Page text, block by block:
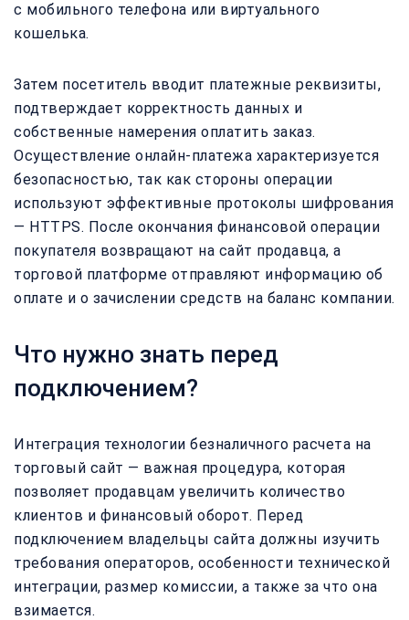
с мобильного телефона или виртуального
кошелька.
Затем посетитель вводит платежные реквизиты,
подтверждает корректность данных и
собственные намерения оплатить заказ.
Осуществление онлайн-платежа характеризуется
безопасностью, так как стороны операции
используют эффективные протоколы шифрования
— HTTPS. После окончания финансовой операции
покупателя возвращают на сайт продавца, а
торговой платформе отправляют информацию об
оплате и о зачислении средств на баланс компании.
Что нужно знать перед
подключением?
Интеграция технологии безналичного расчета на
торговый сайт — важная процедура, которая
позволяет продавцам увеличить количество
клиентов и финансовый оборот. Перед
подключением владельцы сайта должны изучить
требования операторов, особенности технической
интеграции, размер комиссии, а также за что она
взимается.